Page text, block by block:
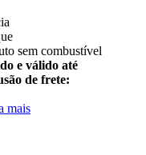
sem combustível
e válido até
de frete:
mais